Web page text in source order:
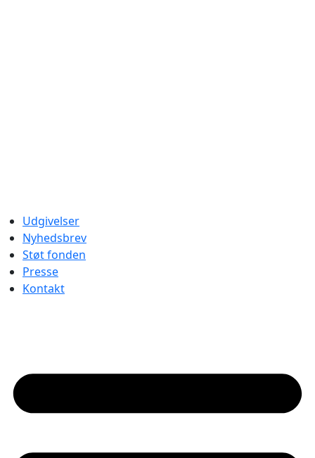
Udgivelser
Nyhedsbrev
Støt fonden
Presse
Kontakt